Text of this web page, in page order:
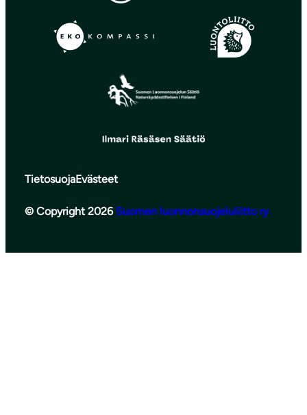
TietosuojaEvästeet
© Copyright 2026 Suomen luonnonsuojeluliitto ry